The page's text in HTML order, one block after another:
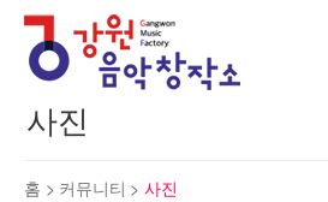
사진
홈 > 커뮤니티 > 사진